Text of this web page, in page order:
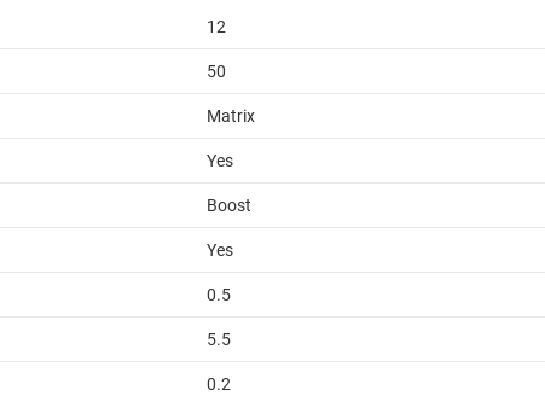
12
50
Matrix
Yes
Boost
Yes
0.5
5.5
0.2